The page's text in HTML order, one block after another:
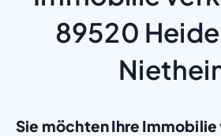
89520
Sie möchten Ihre